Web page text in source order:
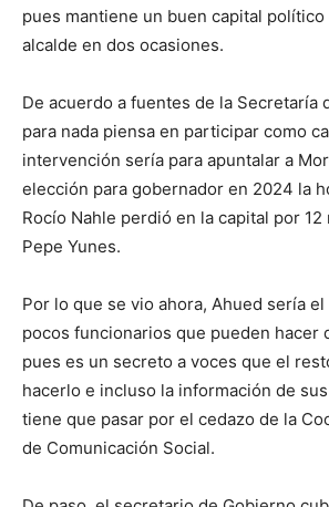
pues mantiene un buen capital
alcalde en dos ocasiones.
De acuerdo a fuentes de la Secretaría
para nada piensa en participar como
intervención sería para apuntalar a
elección para gobernador en 2024 la
Rocío Nahle perdió en la capital por
Pepe Yunes.
Por lo que se vio ahora, Ahued sería
pocos funcionarios que pueden hacer
pues es un secreto a voces que el
hacerlo e incluso la información de
tiene que pasar por el cedazo de la
de Comunicación Social.